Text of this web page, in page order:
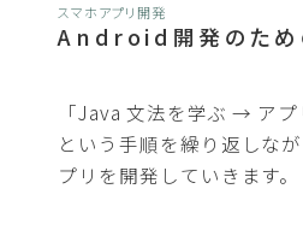
スマホアプリ開発
Android開発のため
「Java 文法を学ぶ → アプ
という手順を繰り返しな
プリを開発していきます。